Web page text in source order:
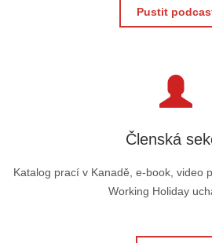
Pustit
Členská
Katalog prací v Kanadě, e-book, video
Working Holiday